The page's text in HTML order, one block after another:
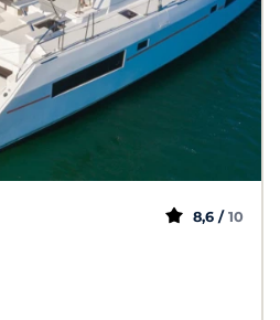
8,6 / 10